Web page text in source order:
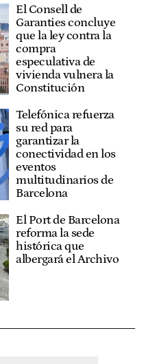
El Consell de
Garanties concluye
que la ley contra la
compra
especulativa de
vivienda vulnera la
Constitución
Telefónica refuerza
su red para
garantizar la
conectividad en los
eventos
multitudinarios de
Barcelona
El Port de Barcelona
reforma la sede
histórica que
albergará el Archivo